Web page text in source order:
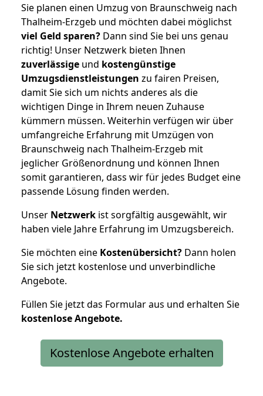
Sie planen einen Umzug von Braunschweig nach
Thalheim-Erzgeb und möchten dabei möglichst
viel Geld sparen? Dann sind Sie bei uns genau
richtig! Unser Netzwerk bieten Ihnen
zuverlässige und kostengünstige
Umzugsdienstleistungen zu fairen Preisen,
damit Sie sich um nichts anderes als die
wichtigen Dinge in Ihrem neuen Zuhause
kümmern müssen. Weiterhin verfügen wir über
umfangreiche Erfahrung mit Umzügen von
Braunschweig nach Thalheim-Erzgeb mit
jeglicher Größenordnung und können Ihnen
somit garantieren, dass wir für jedes Budget eine
passende Lösung finden werden.
Unser Netzwerk ist sorgfältig ausgewählt, wir
haben viele Jahre Erfahrung im Umzugsbereich.
Sie möchten eine Kostenübersicht? Dann holen
Sie sich jetzt kostenlose und unverbindliche
Angebote.
Füllen Sie jetzt das Formular aus und erhalten Sie
kostenloseAngebote.
Kostenlose Angebote erhalten